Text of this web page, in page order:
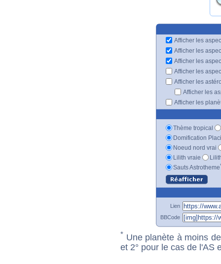
Afficher les
Afficher les
Afficher les
Afficher les
Afficher les
Afficher les
Afficher les
Thème tropical
Domification
Noeud nord vrai
Lilith vraie
Sauts Astrotheme
Lien
BBCode
* Une planète à moins
et 2° pour le cas de l'AS